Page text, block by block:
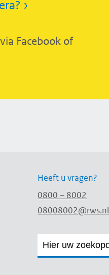
›
Facebook of
Heeft u vragen?
0800 – 8002
08008002@rws.nl